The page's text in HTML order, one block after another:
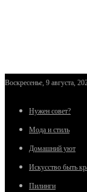
Воскресенье, 9 августа,
Нужен совет?
Мода и стиль
Домашний уют
Искусство быть
Пилинги